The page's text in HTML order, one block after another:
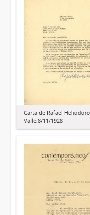
Carta de Rafael Heliodoro
Valle,8/11/1928